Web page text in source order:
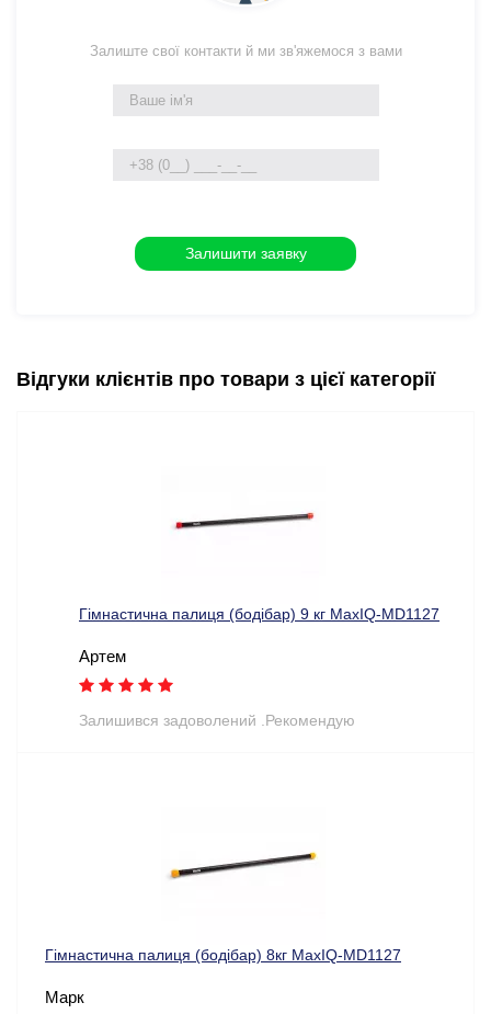
Залиште свої контакти й ми зв'яжемося з вами
Відгуки клієнтів про товари з цієї категорії
Гімнастична палиця (бодібар) 9 кг MaxIQ-MD1127
Артем
Залишився задоволений .Рекомендую
Гімнастична палиця (бодібар) 8кг MaxIQ-MD1127
Марк